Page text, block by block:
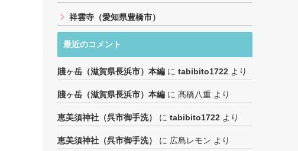
祥雲寺（愛知県豊橋市）
最近のコメント
賤ヶ岳（滋賀県長浜市）本編 に tabibito1722 より
賤ヶ岳（滋賀県長浜市）本編 に 髙橋八重 より
恵美須神社（呉市御手洗） に tabibito1722 より
恵美須神社（呉市御手洗） に 広島レモン より